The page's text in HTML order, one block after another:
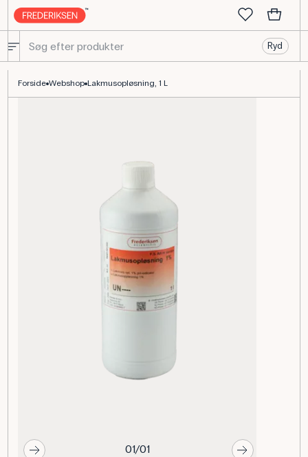
Ryd
Forside Webshop Lakmusopløsning, 1 L
01/01